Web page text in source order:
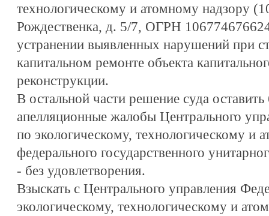
технологическому и атомному надзору
Рождественка, д. 5/7, ОГРН
устранении выявленных нарушений при
капитальном ремонте объекта
реконструкции.
В остальной части решение суда оставить
апелляционные жалобы Центрального
по экологическому, технологическому и
федерального государственного
- без удовлетворения.
Взыскать с Центрального управления
экологическому, технологическому и